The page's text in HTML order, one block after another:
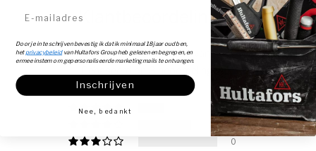
Klantbeoordelingen
4.33 van de 5
2
0
Door je in te schrijven bevestig ik dat ik minimaal 18 jaar oud ben,
hetprivacybeleidvan Hultafors Group heb gelezen en begrepen, en
ermee instem om gepersonaliseerde marketingmails te ontvangen.
Inschrijven
Nee, bedankt